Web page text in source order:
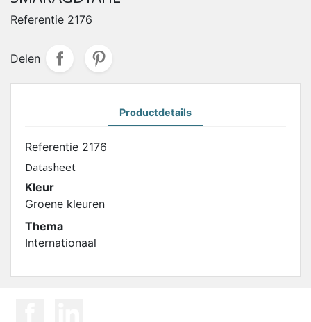
Referentie 2176
Delen
Productdetails
Referentie 2176
Datasheet
Kleur
Groene kleuren
Thema
Internationaal